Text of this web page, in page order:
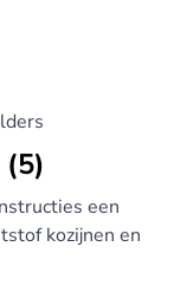
(5)
een
kozijnen en